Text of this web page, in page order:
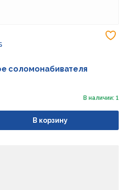
соломонабивателя
В наличии: 1
В корзину